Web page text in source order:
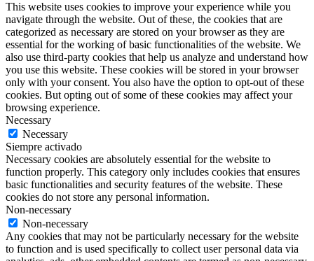
This website uses cookies to improve your experience while you
navigate through the website. Out of these, the cookies that are
categorized as necessary are stored on your browser as they are
essential for the working of basic functionalities of the website. We
also use third-party cookies that help us analyze and understand how
you use this website. These cookies will be stored in your browser
only with your consent. You also have the option to opt-out of these
cookies. But opting out of some of these cookies may affect your
browsing experience.
Necessary
Necessary
Siempre activado
Necessary cookies are absolutely essential for the website to
function properly. This category only includes cookies that ensures
basic functionalities and security features of the website. These
cookies do not store any personal information.
Non-necessary
Non-necessary
Any cookies that may not be particularly necessary for the website
to function and is used specifically to collect user personal data via